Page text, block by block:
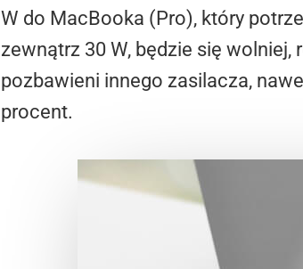
W do MacBooka (Pro), który
zewnątrz 30 W, będzie się wolniej,
pozbawieni innego zasilacza,
procent.